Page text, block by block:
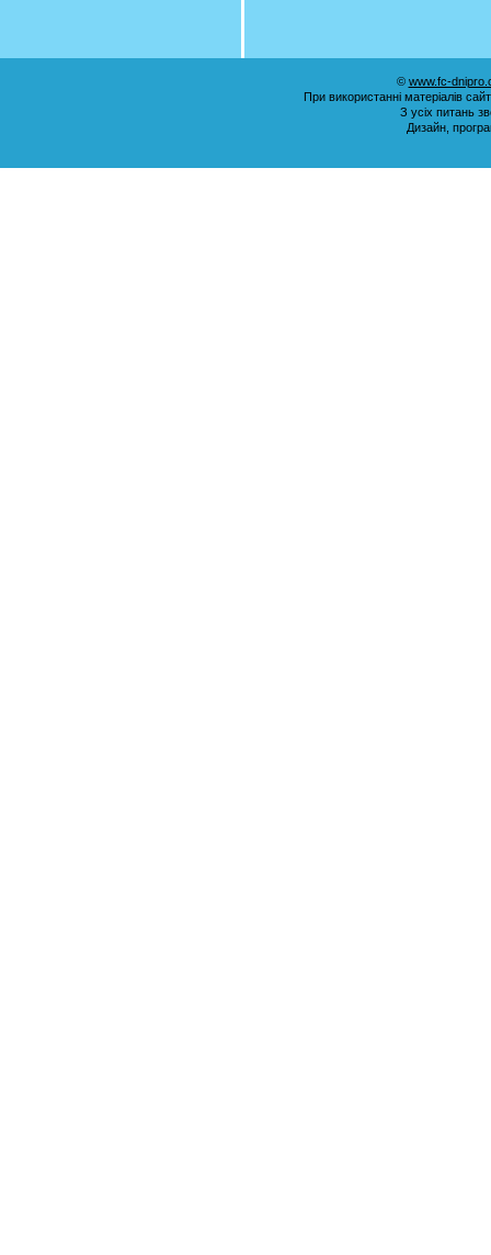
© www.fc-
При використанні матеріалів
З усіх питань
Дизайн,